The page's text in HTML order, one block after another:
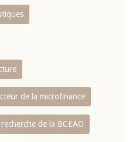
de la microfinance
de la BCEAO